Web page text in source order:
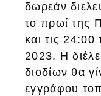
δωρεάν
το πρωί της
και τις 24:00
2023. Η
διοδίων θα
εγγράφου